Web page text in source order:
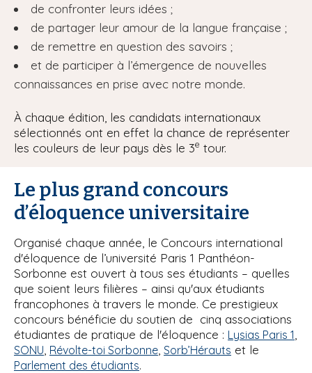
de confronter leurs idées ;
de partager leur amour de la langue française ;
de remettre en question des savoirs ;
et de participer à l’émergence de nouvelles
connaissances en prise avec notre monde.
À chaque édition, les candidats internationaux
sélectionnés ont en effet la chance de représenter
les couleurs de leur pays dès le 3e tour.
Le plus grand concours
d’éloquence universitaire
Organisé chaque année, le Concours international
d'éloquence de l’université Paris 1 Panthéon-
Sorbonne est ouvert à tous ses étudiants – quelles
que soient leurs filières – ainsi qu'aux étudiants
francophones à travers le monde. Ce prestigieux
concours bénéficie du soutien de cinq associations
étudiantes de pratique de l'éloquence : Lysias Paris 1
SONU Révolte-toi Sorbonne Sorb’Hérauts et le
Parlement des étudiants.